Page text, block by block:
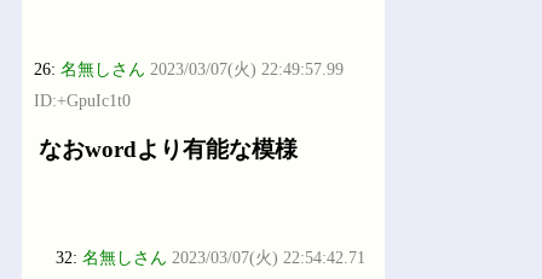
26:名無しさん 2023/03/07(火) 22:49:57.99
ID:+GpuIc1t0
なおwordより有能な模様
32:名無しさん 2023/03/07(火) 22:54:42.71